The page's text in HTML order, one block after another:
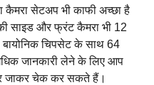
कैमरा सेटअप भी काफी अच्छा है
साइड और फ्रंट कैमरा भी 12
चिपसेट के साथ 64
जानकारी लेने के लिए आप
जाकर चेक कर सकते हैं।